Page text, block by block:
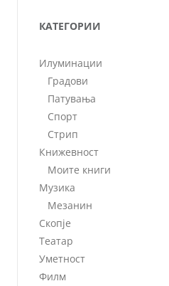
КАТЕГОРИИ
Илуминации
Градови
Патувања
Спорт
Стрип
Книжевност
Моите книги
Музика
Мезанин
Скопје
Театар
Уметност
Филм